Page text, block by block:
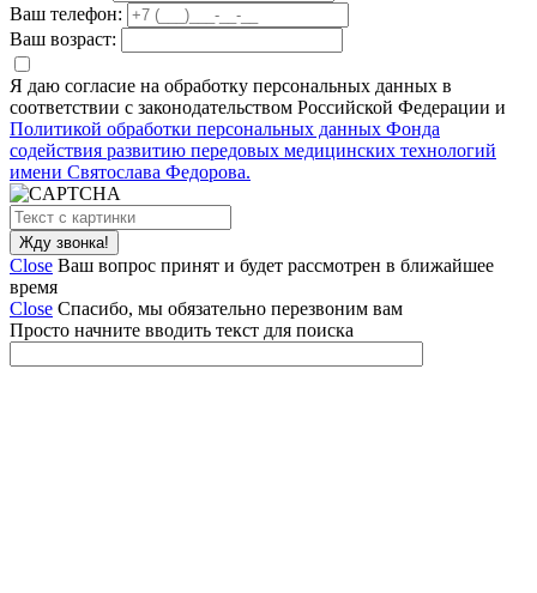
Ваш телефон:
Ваш возраст:
Я даю согласие на обработку персональных данных в
соответствии с законодательством Российской Федерации и
Политикой обработки персональных данных Фонда
содействия развитию передовых медицинских технологий
имени Святослава Федорова.
Close Ваш вопрос принят и будет рассмотрен в ближайшее
время
Close Спасибо, мы обязательно перезвоним вам
Просто начните вводить текст для поиска